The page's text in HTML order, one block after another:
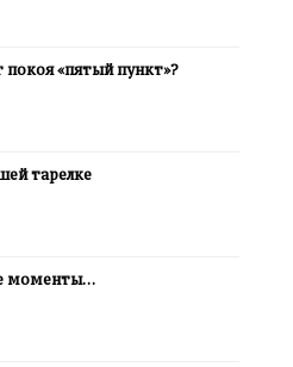
покоя «пятый пункт»?
тарелке
моменты…